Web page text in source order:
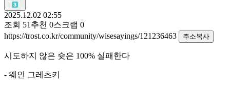
2025.12.02 02:55
조회 51 추천 0스크랩 0
https://trost.co.kr/community/wisesayings/121236463
주소복사
시도하지 않은 슛은 100% 실패한다
- 웨인 그레츠키